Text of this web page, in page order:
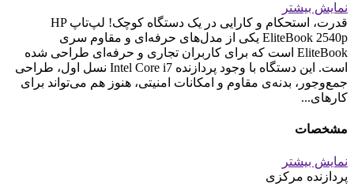
نمایش بیشتر
قدرت، استحکام و کارایی در یک دستگاه کوچک! لپ‌تاپ HP
EliteBook 2540p یکی از مدل‌های حرفه‌ای و مقاوم سری
EliteBook است که برای کاربران تجاری و حرفه‌ای طراحی شده
است. این دستگاه با وجود پردازنده Intel Core i7 نسل اول، طراحی
جمع‌وجور، بدنه‌ی مقاوم و امکانات امنیتی، هنوز هم می‌تواند برای
کارهای...
مشخصات
نمایش بیشتر
پردازنده مرکزی